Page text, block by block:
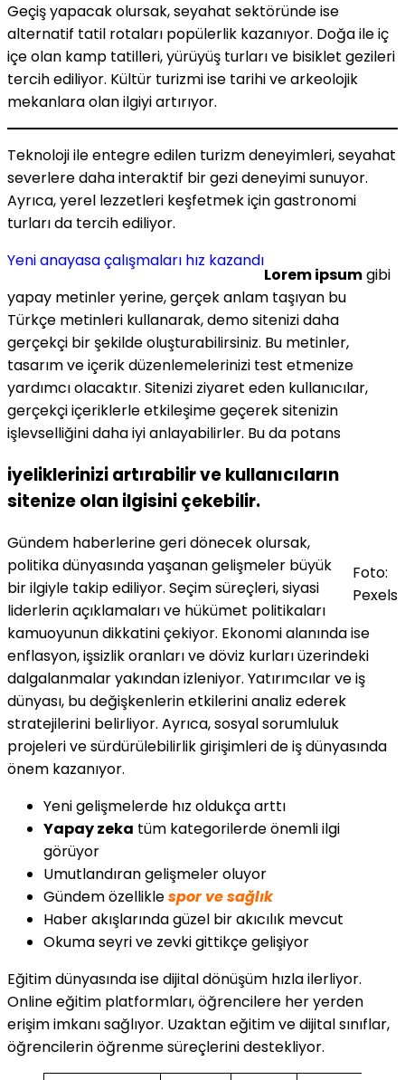
Geçiş yapacak olursak, seyahat sektöründe ise
alternatif tatil rotaları popülerlik kazanıyor. Doğa ile iç
içe olan kamp tatilleri, yürüyüş turları ve bisiklet gezileri
tercih ediliyor. Kültür turizmi ise tarihi ve arkeolojik
mekanlara olan ilgiyi artırıyor.
Teknoloji ile entegre edilen turizm deneyimleri, seyahat
severlere daha interaktif bir gezi deneyimi sunuyor.
Ayrıca, yerel lezzetleri keşfetmek için gastronomi
turları da tercih ediliyor.
Yeni anayasa çalışmaları hız kazandı
Lorem ipsumgibi
yapay metinler yerine, gerçek anlam taşıyan bu
Türkçe metinleri kullanarak, demo sitenizi daha
gerçekçi bir şekilde oluşturabilirsiniz. Bu metinler,
tasarım ve içerik düzenlemelerinizi test etmenize
yardımcı olacaktır. Sitenizi ziyaret eden kullanıcılar,
gerçekçi içeriklerle etkileşime geçerek sitenizin
işlevselliğini daha iyi anlayabilirler. Bu da potans
iyeliklerinizi artırabilir ve kullanıcıların
sitenize olan ilgisini çekebilir.
Foto:
Pexels
Gündem haberlerine geri dönecek olursak,
politika dünyasında yaşanan gelişmeler büyük
bir ilgiyle takip ediliyor. Seçim süreçleri, siyasi
liderlerin açıklamaları ve hükümet politikaları
kamuoyunun dikkatini çekiyor. Ekonomi alanında ise
enflasyon, işsizlik oranları ve döviz kurları üzerindeki
dalgalanmalar yakından izleniyor. Yatırımcılar ve iş
dünyası, bu değişkenlerin etkilerini analiz ederek
stratejilerini belirliyor. Ayrıca, sosyal sorumluluk
projeleri ve sürdürülebilirlik girişimleri de iş dünyasında
önem kazanıyor.
Yeni gelişmelerde hız oldukça arttı
Yapay zeka tüm kategorilerde önemli ilgi
görüyor
Umutlandıran gelişmeler oluyor
Gündem özelliklespor ve sağlık
Haber akışlarında güzel bir akıcılık mevcut
Okuma seyri ve zevki gittikçe gelişiyor
Eğitim dünyasında ise dijital dönüşüm hızla ilerliyor.
Online eğitim platformları, öğrencilere her yerden
erişim imkanı sağlıyor. Uzaktan eğitim ve dijital sınıflar,
öğrencilerin öğrenme süreçlerini destekliyor.